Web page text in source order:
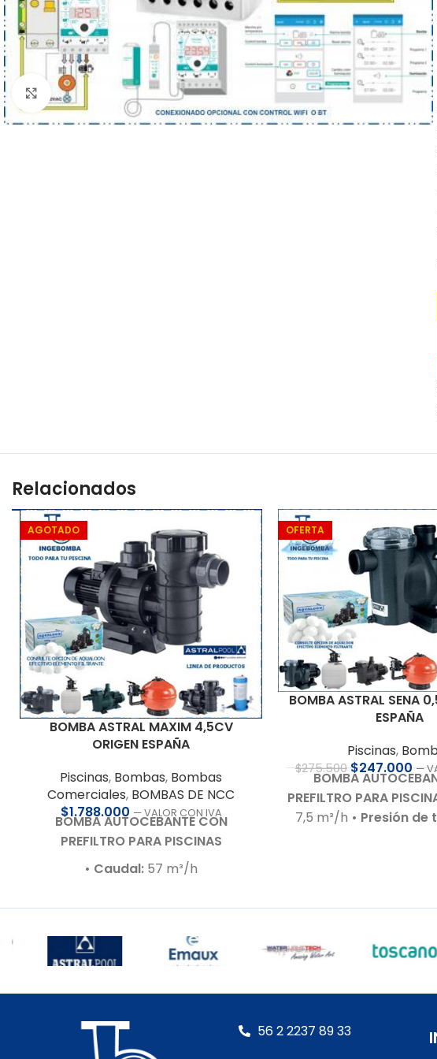
Haga clic para ampliar
Relacionados
AGOTADO
BOMBA ASTRAL MAXIM 4,5CV
ORIGEN ESPAÑA
Piscinas, Bombas, Bombas
Comerciales, BOMBAS DE NCC
$1.788.000 — VALOR CON IVA
BOMBA AUTOCEBANTE CON
PREFILTRO PARA PISCINAS
• Caudal: 57 m³/h
• Motor:4,5 HP – 380 V – Bajo nivel
• Autoaspirante:
Hasta 1,0 m.c.a.
• Incluye:Racor de conexiones para
técnicos de alta resistencia
• Garantía:Según cláusula del
OFERTA
BOMBA ASTRAL SENA
ESPAÑA
Piscinas,
$275.500 $247.000 —
BOMBA
PREFILTRO PARA
7,5 m³/h • Presión de
del fabricante• Sello
Eje del motor:Acero
ser protegida con
56 2 2237 89 33